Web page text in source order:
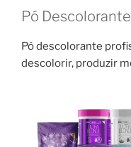
Pó Descolorante
Pó descolorante
descolorir, produzir